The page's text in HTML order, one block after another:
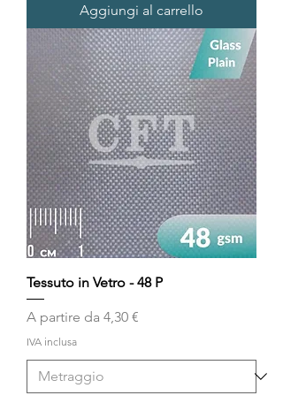
Aggiungi al carrello
Tessuto in Vetro - 48 P
A partire da 4,30 €
Prezzo scontato
IVA inclusa